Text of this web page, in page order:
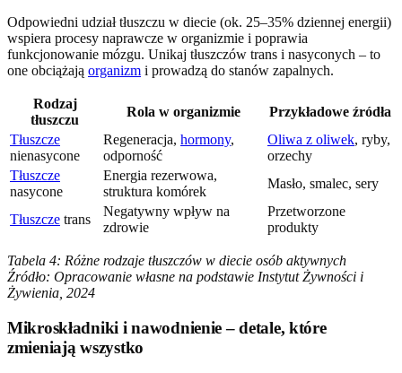
Odpowiedni udział tłuszczu w diecie (ok. 25–35% dziennej energii)
wspiera procesy naprawcze w organizmie i poprawia
funkcjonowanie mózgu. Unikaj tłuszczów trans i nasyconych – to
one obciążają organizm i prowadzą do stanów zapalnych.
Rodzaj
tłuszczu
Rola w organizmie
Przykładowe źródła
Tłuszcze
nienasycone
Regeneracja, hormony,
odporność
Oliwa z oliwek, ryby,
orzechy
Tłuszcze
nasycone
Energia rezerwowa,
struktura komórek
Masło, smalec, sery
Tłuszcze trans
Negatywny wpływ na
zdrowie
Przetworzone
produkty
Tabela 4: Różne rodzaje tłuszczów w diecie osób aktywnych
Źródło: Opracowanie własne na podstawie Instytut Żywności i
Żywienia, 2024
Mikroskładniki i nawodnienie – detale, które
zmieniają wszystko